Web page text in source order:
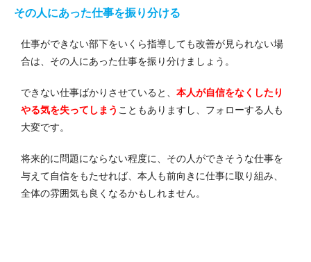
その人にあった仕事を振り分ける
仕事ができない部下をいくら指導しても改善が見られない場
合は、その人にあった仕事を振り分けましょう。
できない仕事ばかりさせていると、 本人が自信をなくしたり
やる気を失ってしまう こともありますし、フォローする人も
大変です。
将来的に問題にならない程度に、その人ができそうな仕事を
与えて自信をもたせれば、本人も前向きに仕事に取り組み、
全体の雰囲気も良くなるかもしれません。